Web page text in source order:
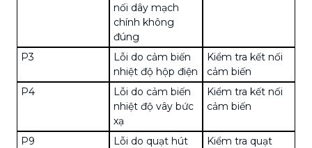
nối dây mạch
chính không
đúng
P3
Lỗi do cảm biến
nhiệt độ hộp điện
Kiểm tra kết nối
cảm biến
P4
Lỗi do cảm biến
nhiệt độ vây bức
xạ
Kiểm tra kết nối
cảm biến
P9
Lỗi do quạt hút
Kiểm tra quạt